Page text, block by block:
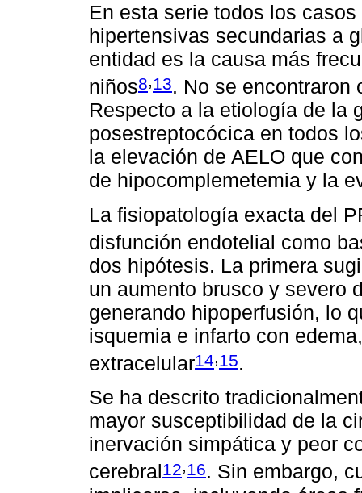
En esta serie todos los
hipertensivas secundarias a
entidad es la causa más
niños8,13. No se encontraron
Respecto a la etiología de la
posestreptocócica en todos
la elevación de AELO que
de hipocomplemetemia y la
La fisiopatología exacta del
disfunción endotelial como
dos hipótesis. La primera
un aumento brusco y severo
generando hipoperfusión, lo
isquemia e infarto con
extracelular14,15.
Se ha descrito
mayor susceptibilidad de la
inervación simpática y peor
cerebral12,16. Sin embargo,